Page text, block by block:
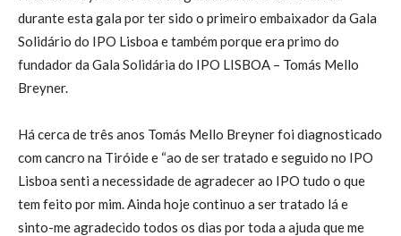
durante esta gala por ter sido o primeiro embaixador da Gala
Solidário do IPO Lisboa e também porque era primo do
fundador da Gala Solidária do IPO LISBOA – Tomás Mello
Breyner.
Há cerca de três anos Tomás Mello Breyner foi diagnosticado
com cancro na Tiróide e “ao de ser tratado e seguido no IPO
Lisboa senti a necessidade de agradecer ao IPO tudo o que
tem feito por mim. Ainda hoje continuo a ser tratado lá e
sinto-me agradecido todos os dias por toda a ajuda que me